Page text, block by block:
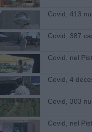
Covid, 413
​Covid, 387
Covid, nel
Covid, 4
Covid, 303
Covid, nel